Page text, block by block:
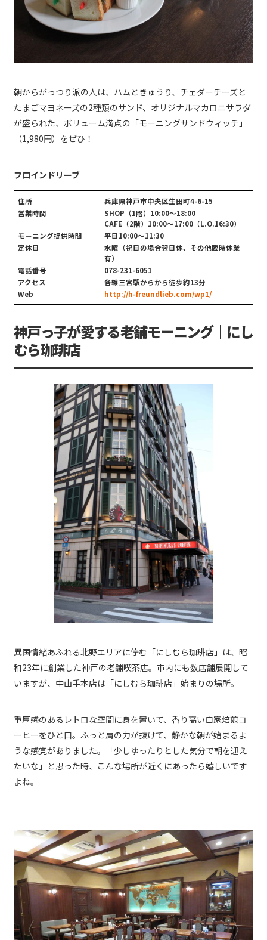
朝からがっつり派の人は、ハムときゅうり、チェダーチーズと
たまごマヨネーズの2種類のサンド、オリジナルマカロニサラダ
が盛られた、ボリューム満点の「モーニングサンドウィッチ」
（1,980円）をぜひ！
フロインドリーブ
住所
兵庫県神戸市中央区生田町4-6-15
営業時間
SHOP（1階）10:00～18:00
CAFE（2階）10:00～17:00（L.O.16:30）
モーニング提供時間
平日10:00～11:30
定休日
水曜（祝日の場合翌日休、その他臨時休業
有）
電話番号
078-231-6051
アクセス
各線三宮駅からから徒歩約13分
Web
http://h-freundlieb.com/wp1/
神戸っ子が愛する老舗モーニング｜にし
むら珈琲店
異国情緒あふれる北野エリアに佇む「にしむら珈琲店」は、昭
和23年に創業した神戸の老舗喫茶店。市内にも数店舗展開して
いますが、中山手本店は「にしむら珈琲店」始まりの場所。
重厚感のあるレトロな空間に身を置いて、香り高い自家焙煎コ
ーヒーをひと口。ふっと肩の力が抜けて、静かな朝が始まるよ
うな感覚がありました。「少しゆったりとした気分で朝を迎え
たいな」と思った時、こんな場所が近くにあったら嬉しいです
よね。